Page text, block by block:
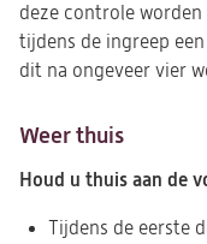
deze controle
tijdens de ingreep
dit na ongeveer vier
Weer thuis
Houd u thuis aan de
Tijdens de eerste